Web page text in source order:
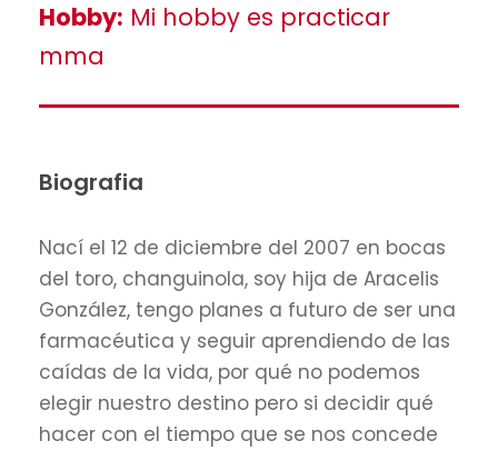
Hobby: Mi hobby es practicar
mma
Biografia
Nací el 12 de diciembre del 2007 en bocas
del toro, changuinola, soy hija de Aracelis
González, tengo planes a futuro de ser una
farmacéutica y seguir aprendiendo de las
caídas de la vida, por qué no podemos
elegir nuestro destino pero si decidir qué
hacer con el tiempo que se nos concede